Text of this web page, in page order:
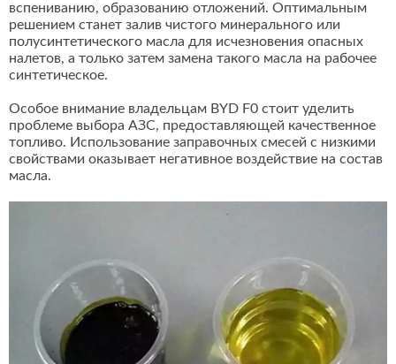
вспениванию, образованию отложений. Оптимальным
решением станет залив чистого минерального или
полусинтетического масла для исчезновения опасных
налетов, а только затем замена такого масла на рабочее
синтетическое.
Особое внимание владельцам BYD F0 стоит уделить
проблеме выбора АЗС, предоставляющей качественное
топливо. Использование заправочных смесей с низкими
свойствами оказывает негативное воздействие на состав
масла.